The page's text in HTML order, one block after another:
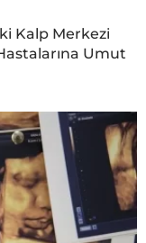
Kalp Merkezi
Umut